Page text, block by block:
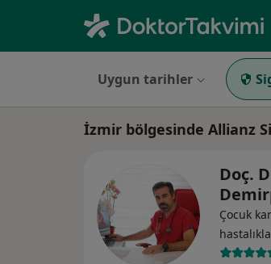
Uygun tarihler
İzmir bölgesinde Allianz
Doç.
Çocuk